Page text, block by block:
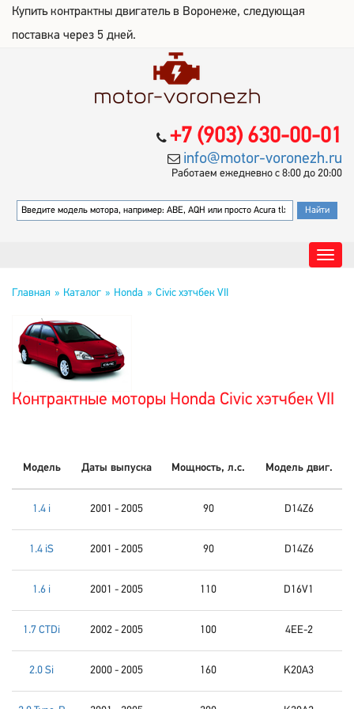
Купить контрактны двигатель в Воронеже, следующая
поставка через 5 дней.
+7 (903) 630-00-01
info@motor-voronezh.ru
Работаем ежедневно с 8:00 до 20:00
Главная Каталог Honda Civic хэтчбек VII
Контрактные моторы Honda Civic хэтчбек VII
Модель Даты выпуска Мощность, л.с. Модель двиг.
1.4 i 2001 - 2005 90 D14Z6
1.4 iS 2001 - 2005 90 D14Z6
1.6 i 2001 - 2005 110 D16V1
1.7 CTDi 2002 - 2005 100 4EE-2
2.0 Si 2000 - 2005 160 K20A3